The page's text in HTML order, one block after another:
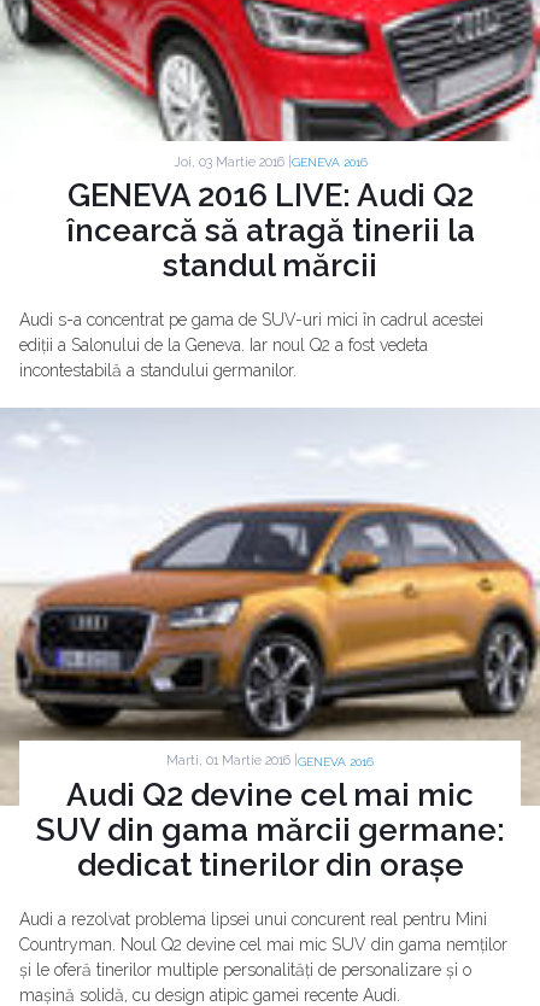
Joi, 03 Martie 2016 | GENEVA 2016
GENEVA 2016 LIVE: Audi Q2
încearcă să atragă tinerii la
standul mărcii
Audi s-a concentrat pe gama de SUV-uri mici în cadrul acestei
ediții a Salonului de la Geneva. Iar noul Q2 a fost vedeta
incontestabilă a standului germanilor.
Marti, 01 Martie 2016 | GENEVA 2016
Audi Q2 devine cel mai mic
SUV din gama mărcii germane:
dedicat tinerilor din orașe
Audi a rezolvat problema lipsei unui concurent real pentru Mini
Countryman. Noul Q2 devine cel mai mic SUV din gama nemților
și le oferă tinerilor multiple personalități de personalizare și o
mașină solidă, cu design atipic gamei recente Audi.